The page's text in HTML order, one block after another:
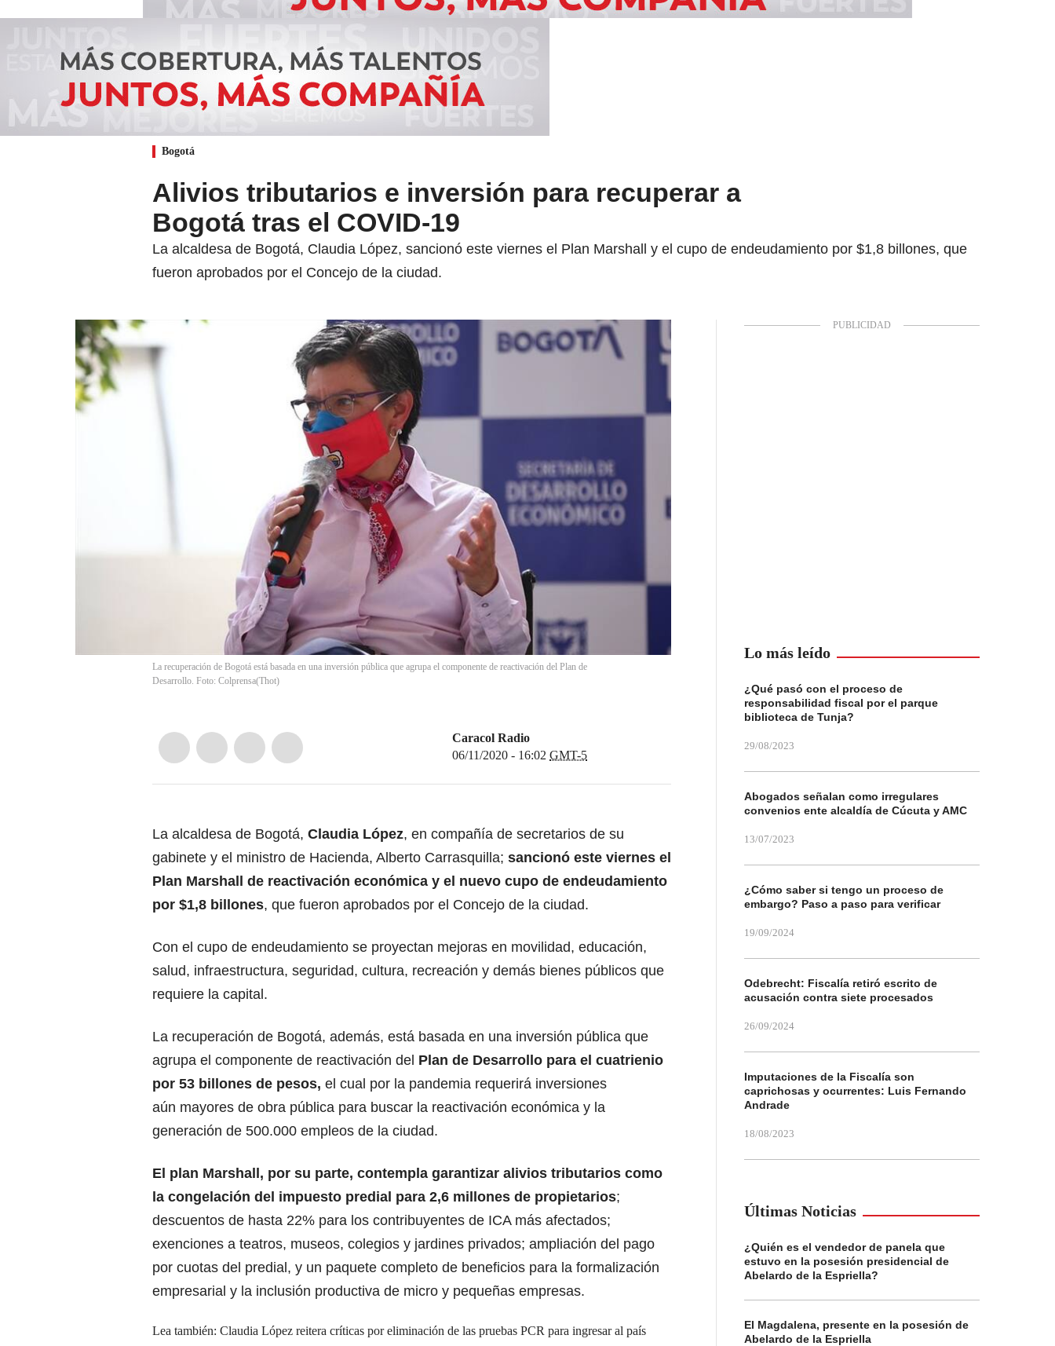
Bogotá
Alivios tributarios e inversión para recuperar a
Bogotá tras el COVID-19
La alcaldesa de Bogotá, Claudia López, sancionó este viernes el Plan Marshall y el cupo de endeudamiento por $1,8 billones, que
fueron aprobados por el Concejo de la ciudad.
La recuperación de Bogotá está basada en una inversión pública que agrupa el componente de reactivación del Plan de
Desarrollo. Foto: Colprensa(Thot)
Caracol Radio
06/11/2020 - 16:02 GMT-5
La alcaldesa de Bogotá, Claudia López, en compañía de secretarios de su
gabinete y el ministro de Hacienda, Alberto Carrasquilla; sancionó este viernes el
Plan Marshall de reactivación económica y el nuevo cupo de endeudamiento
por $1,8 billones, que fueron aprobados por el Concejo de la ciudad.
Con el cupo de endeudamiento se proyectan mejoras en movilidad, educación,
salud, infraestructura, seguridad, cultura, recreación y demás bienes públicos que
requiere la capital.
La recuperación de Bogotá, además, está basada en una inversión pública que
agrupa el componente de reactivación del Plan de Desarrollo para el cuatrienio
por 53 billones de pesos, el cual por la pandemia requerirá inversiones
aún mayores de obra pública para buscar la reactivación económica y la
generación de 500.000 empleos de la ciudad.
El plan Marshall, por su parte, contempla garantizar alivios tributarios como
la congelación del impuesto predial para 2,6 millones de propietarios;
descuentos de hasta 22% para los contribuyentes de ICA más afectados;
exenciones a teatros, museos, colegios y jardines privados; ampliación del pago
por cuotas del predial, y un paquete completo de beneficios para la formalización
empresarial y la inclusión productiva de micro y pequeñas empresas.
Lea también: Claudia López reitera críticas por eliminación de las pruebas PCR para ingresar al país
Lo más leído
¿Qué pasó con el proceso de
responsabilidad fiscal por el parque
biblioteca de Tunja?
29/08/2023
Abogados señalan como irregulares
convenios ente alcaldía de Cúcuta y AMC
13/07/2023
¿Cómo saber si tengo un proceso de
embargo? Paso a paso para verificar
19/09/2024
Odebrecht: Fiscalía retiró escrito de
acusación contra siete procesados
26/09/2024
Imputaciones de la Fiscalía son
caprichosas y ocurrentes: Luis Fernando
Andrade
18/08/2023
Últimas Noticias
¿Quién es el vendedor de panela que
estuvo en la posesión presidencial de
Abelardo de la Espriella?
El Magdalena, presente en la posesión de
Abelardo de la Espriella